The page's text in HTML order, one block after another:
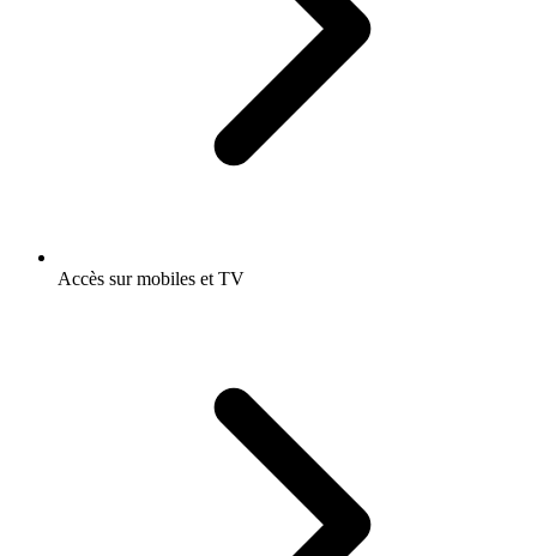
Accès sur mobiles et TV